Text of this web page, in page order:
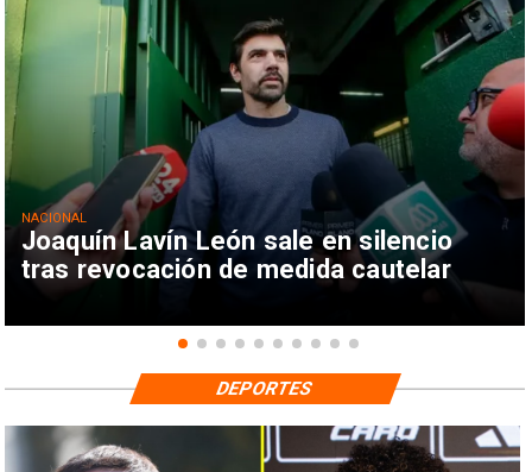
Joaquín Lavín León sale en silencio
tras revocación de medida cautelar
NACIONAL
DEPORTES